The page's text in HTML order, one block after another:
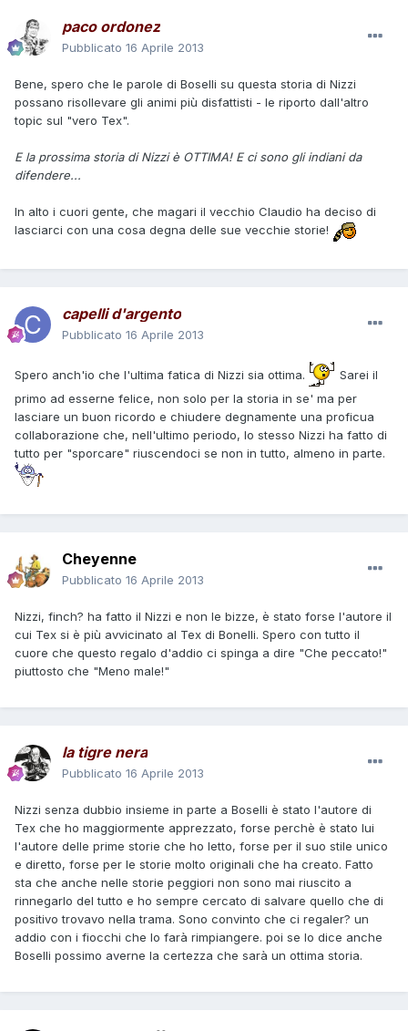
paco ordonez
Pubblicato 16 Aprile 2013
Bene, spero che le parole di Boselli su questa storia di Nizzi
possano risollevare gli animi più disfattisti - le riporto dall'altro
topic sul "vero Tex".
E la prossima storia di Nizzi è OTTIMA! E ci sono gli indiani da
difendere...
In alto i cuori gente, che magari il vecchio Claudio ha deciso di
lasciarci con una cosa degna delle sue vecchie storie!
capelli d'argento
Pubblicato 16 Aprile 2013
Spero anch'io che l'ultima fatica di Nizzi sia ottima.
Sarei il
primo ad esserne felice, non solo per la storia in se' ma per
lasciare un buon ricordo e chiudere degnamente una proficua
collaborazione che, nell'ultimo periodo, lo stesso Nizzi ha fatto di
tutto per "sporcare" riuscendoci se non in tutto, almeno in parte.
Cheyenne
Pubblicato 16 Aprile 2013
Nizzi, finch? ha fatto il Nizzi e non le bizze, è stato forse l'autore il
cui Tex si è più avvicinato al Tex di Bonelli. Spero con tutto il
cuore che questo regalo d'addio ci spinga a dire "Che peccato!"
piuttosto che "Meno male!"
la tigre nera
Pubblicato 16 Aprile 2013
Nizzi senza dubbio insieme in parte a Boselli è stato l'autore di
Tex che ho maggiormente apprezzato, forse perchè è stato lui
l'autore delle prime storie che ho letto, forse per il suo stile unico
e diretto, forse per le storie molto originali che ha creato. Fatto
sta che anche nelle storie peggiori non sono mai riuscito a
rinnegarlo del tutto e ho sempre cercato di salvare quello che di
positivo trovavo nella trama. Sono convinto che ci regaler? un
addio con i fiocchi che lo farà rimpiangere. poi se lo dice anche
Boselli possimo averne la certezza che sarà un ottima storia.